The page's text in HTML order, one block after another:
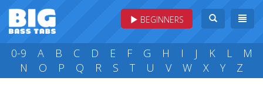
BEGINNERS
0-9 A B C D E F G H I J K L
M
N
O P Q R S T U V W X Y Z